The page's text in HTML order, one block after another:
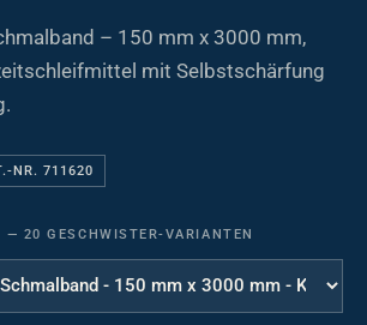
– 150 mm x 3000 mm,
mit Selbstschärfung
NR. 711620
— 20 GESCHWISTER-VARIANTEN